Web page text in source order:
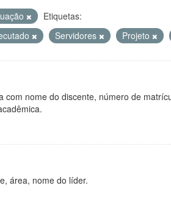
Etiquetas:
Servidores Projeto
com nome do discente, número de
área, nome do líder.